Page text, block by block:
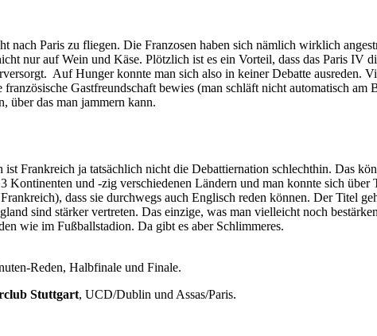
nach Paris zu fliegen. Die Franzosen haben sich nämlich wirklich
nur auf Wein und Käse. Plötzlich ist es ein Vorteil, dass das Paris IV
Auf Hunger konnte man sich also in keiner Debatte ausreden.
Gastfreundschaft bewies (man schläft nicht automatisch
über das man jammern kann.
Frankreich ja tatsächlich nicht die Debattiernation schlechthin. Das
Kontinenten und -zig verschiedenen Ländern und man konnte sich
dass sie durchwegs auch Englisch reden können. Der Titel
sind stärker vertreten. Das einzige, was man vielleicht noch
wie im Fußballstadion. Da gibt es aber Schlimmeres.
Reden, Halbfinale und Finale.
Stuttgart, UCD/Dublin und Assas/Paris.